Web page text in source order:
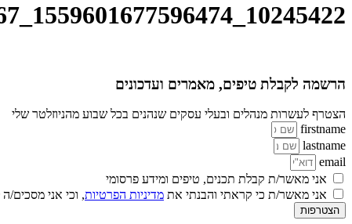
10245422_1559601677596474_5764518010389918767_n
הרשמה לקבלת טיפים, מאמרים ועדכונים
הצטרף לעשרות מנהלים ובעלי עסקים שנהנים בכל שבוע מהניוזלטר שלי
firstname
lastname
email
אני מאשר/ת קבלת תכנים, טיפים ומידע פרסומי
אני מאשר/ת כי קראתי והבנתי את מדיניות הפרטיות, וכי אני מסכים/
הצטרפות